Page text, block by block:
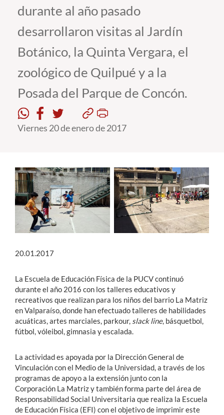
Postgrado
Formación Continua
Estudiantes
Académicos
Funcionarios
Alumni
durante al año pasado
desarrollaron visitas al Jardín
Botánico, la Quinta Vergara, el
zoológico de Quilpué y a la
Posada del Parque de Concón.
Viernes 20 de enero de 2017
20.01.2017
La Escuela de Educación Física de la PUCV continuó
durante el año 2016 con los talleres educativos y
recreativos que realizan para los niños del barrio La Matriz
en Valparaíso, donde han efectuado talleres de habilidades
acuáticas, artes marciales, parkour, slack line, básquetbol,
fútbol, vóleibol, gimnasia y escalada.
La actividad es apoyada por la Dirección General de
Vinculación con el Medio de la Universidad, a través de los
programas de apoyo a la extensión junto con la
Corporación La Matriz y también forma parte del área de
Responsabilidad Social Universitaria que realiza la Escuela
de Educación Física (EFI) con el objetivo de imprimir este